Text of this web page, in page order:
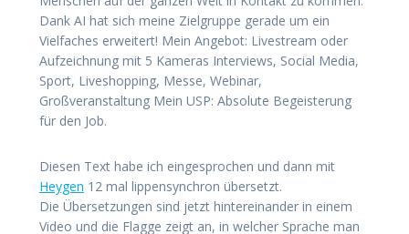
Dank AI hat sich meine Zielgruppe gerade um ein
Vielfaches erweitert! Mein Angebot: Livestream oder
Aufzeichnung mit 5 Kameras Interviews, Social Media,
Sport, Liveshopping, Messe, Webinar,
Großveranstaltung Mein USP: Absolute Begeisterung
für den Job.
Diesen Text habe ich eingesprochen und dann mit
Heygen 12 mal lippensynchron übersetzt.
Die Übersetzungen sind jetzt hintereinander in einem
Video und die Flagge zeigt an, in welcher Sprache man